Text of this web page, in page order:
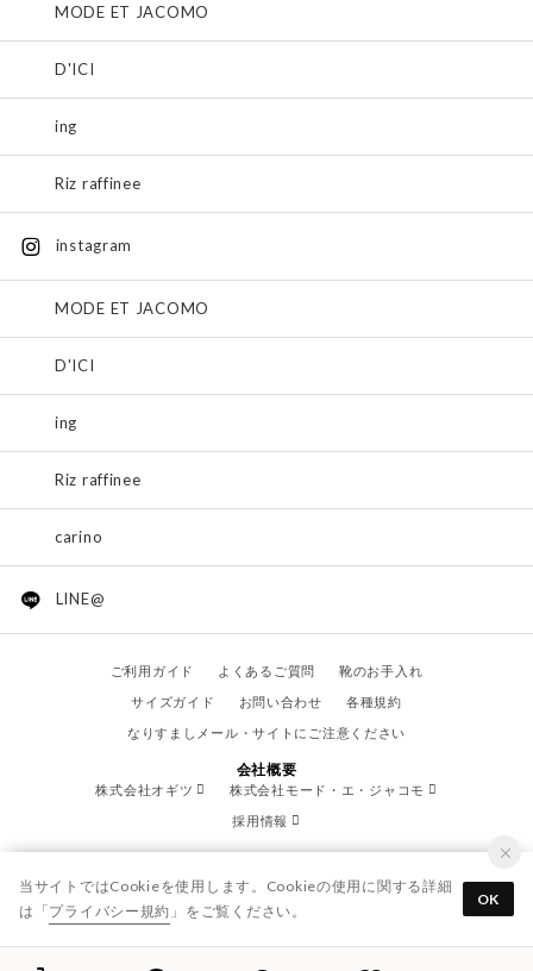
MODE ET JACOMO
D'ICI
ing
Riz raffinee
instagram
MODE ET JACOMO
D'ICI
ing
Riz raffinee
carino
LINE@
ご利用ガイド よくあるご質問
靴のお手入れ
サイズガイド
お問い合わせ
各種規約
なりすましメール・サイトにご注意ください
会社概要
株式会社オギツ
株式会社モード・エ・ジャコモ
採用情報
© OGITSU CO.,LTD. / All Right Reserved.
当サイトではCookieを使用します。Cookieの使用に関する詳細
は「プライバシー規約 」をご覧ください。
OK